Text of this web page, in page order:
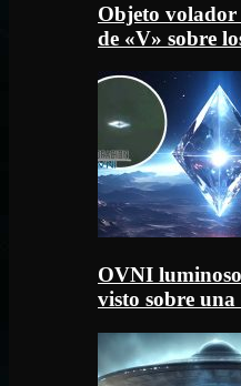
Objeto
de «V» sobre
OVNI
visto sobre